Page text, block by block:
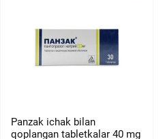
Panzak ichak bilan
qoplangan tabletkalar 40 mg